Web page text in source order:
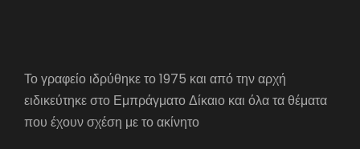
Το γραφείο ιδρύθηκε το 1975 και από την αρχή
ειδικεύτηκε στο Εμπράγματο Δίκαιο και όλα τα θέματα
που έχουν σχέση με το ακίνητο